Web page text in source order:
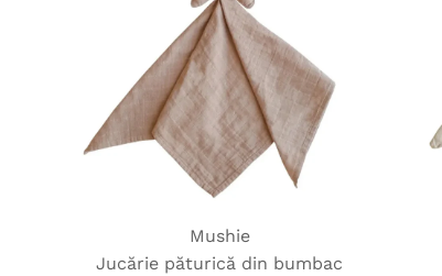
Mushie
Jucărie păturică din bumbac